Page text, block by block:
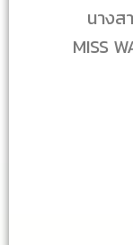
นาง
MISS